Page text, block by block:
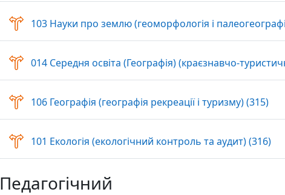
103 Науки про землю (геоморфологія і
014 Середня освіта (Географія) (краєзнавчо-
106 Географія (географія рекреації і туризму) (315)
101 Екологія (екологічний контроль та аудит) (316)
Педагогічний